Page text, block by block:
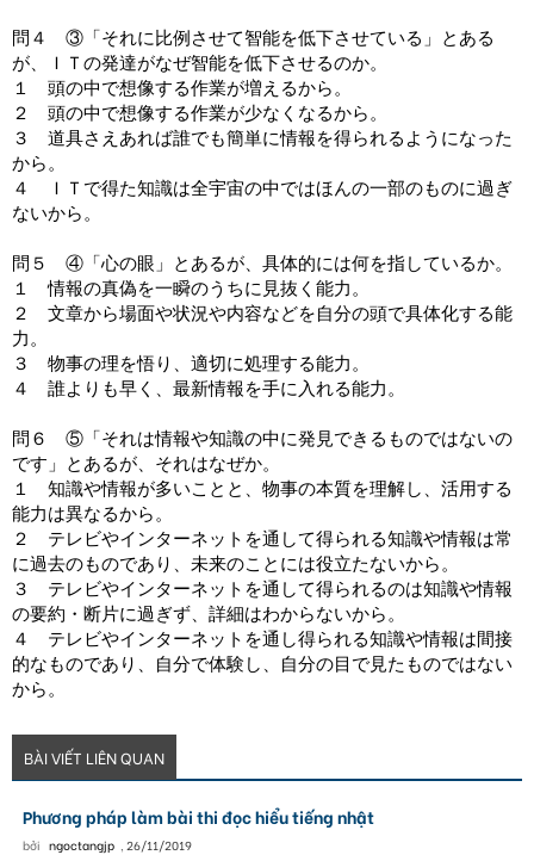
問４ ③「それに比例させて智能を低下させている」とある
が、ＩＴの発達がなぜ智能を低下させるのか。
１ 頭の中で想像する作業が増えるから。
２ 頭の中で想像する作業が少なくなるから。
３ 道具さえあれば誰でも簡単に情報を得られるようになった
から。
４ ＩＴで得た知識は全宇宙の中ではほんの一部のものに過ぎ
ないから。
問５ ④「心の眼」とあるが、具体的には何を指しているか。
１ 情報の真偽を一瞬のうちに見抜く能力。
２ 文章から場面や状況や内容などを自分の頭で具体化する能
力。
３ 物事の理を悟り、適切に処理する能力。
４ 誰よりも早く、最新情報を手に入れる能力。
問６ ⑤「それは情報や知識の中に発見できるものではないの
です」とあるが、それはなぜか。
１ 知識や情報が多いことと、物事の本質を理解し、活用する
能力は異なるから。
２ テレビやインターネットを通して得られる知識や情報は常
に過去のものであり、未来のことには役立たないから。
３ テレビやインターネットを通して得られるのは知識や情報
の要約・断片に過ぎず、詳細はわからないから。
４ テレビやインターネットを通し得られる知識や情報は間接
的なものであり、自分で体験し、自分の目で見たものではない
から。
BÀI VIẾT LIÊN QUAN
Phương pháp làm bài thi đọc hiểu tiếng nhật
bởi ngoctangjp , 26/11/2019